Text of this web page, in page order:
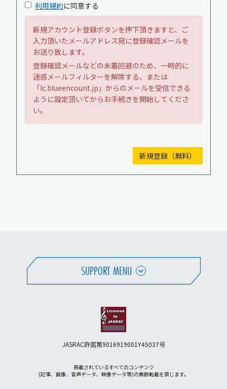
利用規約に同意する
新規アカウント登録ボタンを押下頂きますと、ご
入力頂いたメールアドレス宛に登録確認メールを
お送り致します。
登録確認メールなどの未着回避のため、一時的に
迷惑メールフィルターを解除する、または
「lc.blueencount.jp」からのメールを受信できる
ように設定頂いてからお手続きを開始してくださ
い。
SUPPORT MENU
JASRAC許諾第9016919001Y45037号
掲載されているすべてのコンテンツ
(記事、画像、音声データ、映像データ等)の無断転載を禁じます。